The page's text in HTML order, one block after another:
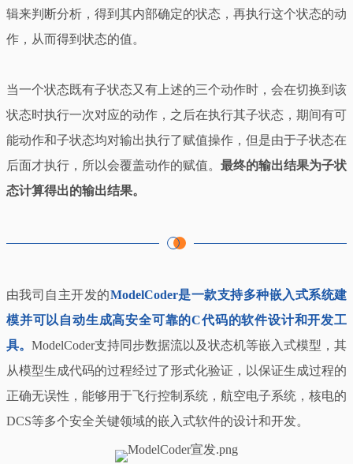
辑来判断分析，得到其内部确定的状态，再执行这个状态的动
作，从而得到状态的值。
当一个状态既有子状态又有上述的三个动作时，会在切换到该
状态时执行一次对应的动作，之后在执行其子状态，期间有可
能动作和子状态均对输出执行了赋值操作，但是由于子状态在
后面才执行，所以会覆盖动作的赋值。 最终的输出结果为子状
态计算得出的输出结果。
由我司自主开发的ModelCoder是一款支持多种嵌入式系统建
模并可以自动生成高安全可靠的C代码的软件设计和开发工
具。 ModelCoder支持同步数据流以及状态机等嵌入式模型，其
从模型生成代码的过程经过了形式化验证，以保证生成过程的
正确无误性，能够用于飞行控制系统，航空电子系统，核电的
DCS等多个安全关键领域的嵌入式软件的设计和开发。